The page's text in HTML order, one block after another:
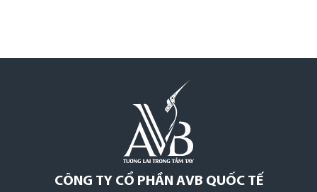
CÔNG TY CỔ PHẦN AVB QUỐC TẾ